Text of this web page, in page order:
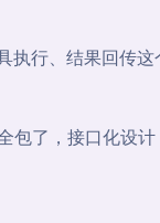
行、结果回传
了，接口化设